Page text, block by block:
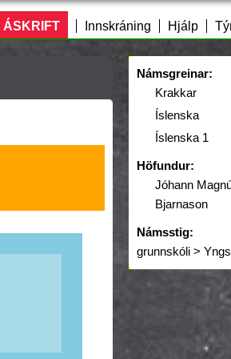
ÁSKRIFT Innskráning Hjálp
Námsgreinar:
Krakkar
Íslenska
Íslenska 1
Höfundur:
Jóhann
Bjarnason
Námsstig:
grunnskóli >